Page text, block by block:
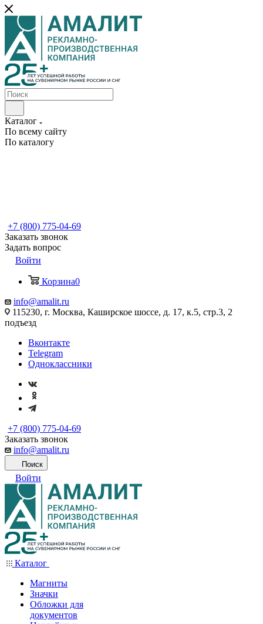
Каталог
По всему сайту
По каталогу
+7 (800) 775-04-69
Заказать звонок
Задать вопрос
Войти
Корзина0
info@amalit.ru
115230, г. Москва, Каширское шоссе, д. 17, к.5, стр.3, 2
подъезд
Вконтакте
Telegram
Одноклассники
+7 (800) 775-04-69
Заказать звонок
info@amalit.ru
Поиск
Войти
Каталог
Магниты
Значки
Обложки для
документов